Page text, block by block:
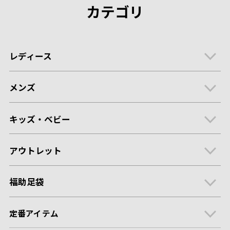
カテゴリ
レディース
メンズ
キッズ・ベビー
アウトレット
福助足袋
定番アイテム